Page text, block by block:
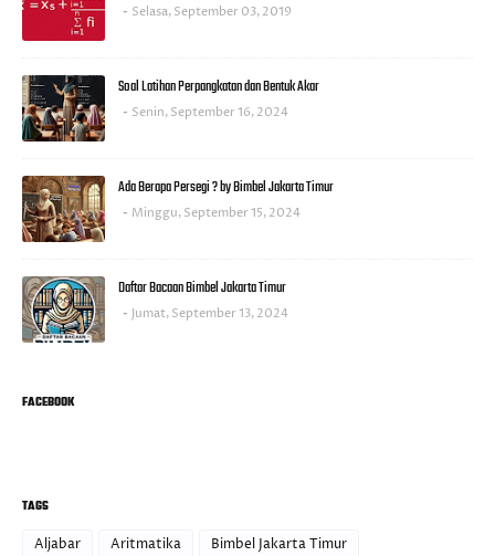
Selasa, September 03, 2019
Soal Latihan Perpangkatan dan Bentuk Akar
Senin, September 16, 2024
Ada Berapa Persegi ? by Bimbel Jakarta Timur
Minggu, September 15, 2024
Daftar Bacaan Bimbel Jakarta Timur
Jumat, September 13, 2024
FACEBOOK
TAGS
Aljabar
Aritmatika
Bimbel Jakarta Timur